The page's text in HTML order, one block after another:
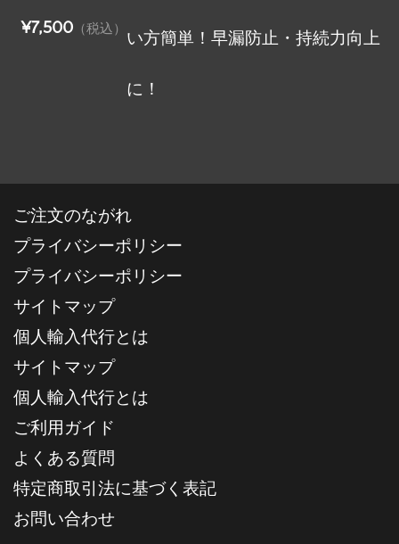
い方簡単！早漏防止・持続力向上
に！
¥7,500 （税込）
ご注文のながれ
プライバシーポリシー
プライバシーポリシー
サイトマップ
個人輸入代行とは
サイトマップ
個人輸入代行とは
ご利用ガイド
よくある質問
特定商取引法に基づく表記
お問い合わせ